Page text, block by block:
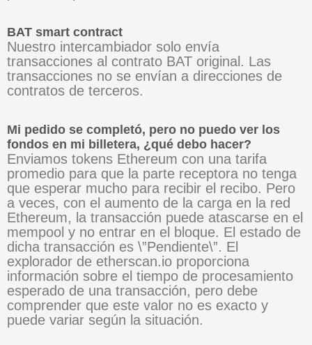
BAT smart contract
Nuestro intercambiador solo envía
transacciones al contrato BAT original. Las
transacciones no se envían a direcciones de
contratos de terceros.
Mi pedido se completó, pero no puedo ver los
fondos en mi billetera, ¿qué debo hacer?
Enviamos tokens Ethereum con una tarifa
promedio para que la parte receptora no tenga
que esperar mucho para recibir el recibo. Pero
a veces, con el aumento de la carga en la red
Ethereum, la transacción puede atascarse en el
mempool y no entrar en el bloque. El estado de
dicha transacción es \”Pendiente\”. El
explorador de etherscan.io proporciona
información sobre el tiempo de procesamiento
esperado de una transacción, pero debe
comprender que este valor no es exacto y
puede variar según la situación.